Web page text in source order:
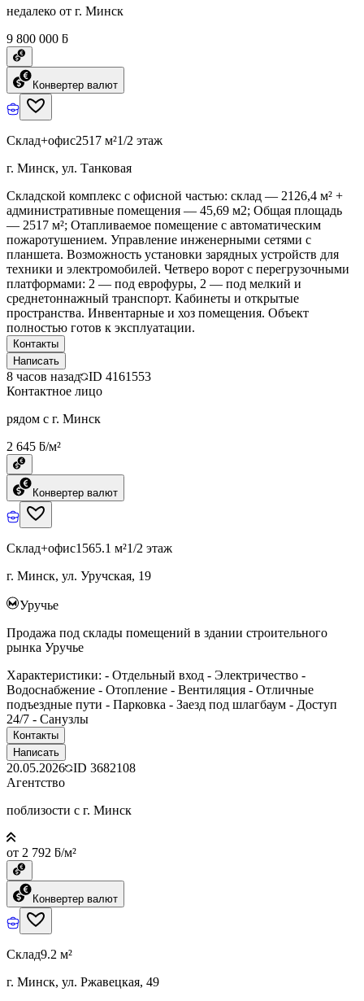
недалеко от г. Минск
9 800 000 ƃ
Конвертер валют
Склад+офис2517 м²1/2 этаж
г. Минск, ул. Танковая
Складской комплекс с офисной частью: склад — 2126,4 м² +
административные помещения — 45,69 м2; Общая площадь
— 2517 м²; Отапливаемое помещение с автоматическим
пожаротушением. Управление инженерными сетями с
планшета. Возможность установки зарядных устройств для
техники и электромобилей. Четверо ворот с перегрузочными
платформами: 2 — под еврофуры, 2 — под мелкий и
среднетоннажный транспорт. Кабинеты и открытые
пространства. Инвентарные и хоз помещения. Объект
полностью готов к эксплуатации.
Контакты
Написать
8 часов назад ID 4161553
Контактное лицо
рядом с г. Минск
2 645 ƃ/м²
Конвертер валют
Склад+офис1565.1 м²1/2 этаж
г. Минск, ул. Уручская, 19
Уручье
Продажа под склады помещений в здании строительного
рынка Уручье
Характеристики: - Отдельный вход - Электричество -
Водоснабжение - Отопление - Вентиляция - Отличные
подъездные пути - Парковка - Заезд под шлагбаум - Доступ
24/7 - Санузлы
Контакты
Написать
20.05.2026 ID 3682108
Агентство
поблизости с г. Минск
от 2 792 ƃ/м²
Конвертер валют
Склад9.2 м²
г. Минск, ул. Ржавецкая, 49